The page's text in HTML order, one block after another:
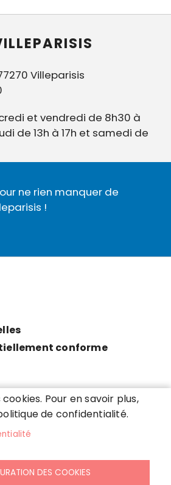
Villeparisis
et vendredi de 8h30 à
de 13h à 17h et samedi de
ne rien manquer de
!
conforme
Pour en savoir plus,
de confidentialité.
DES COOKIES